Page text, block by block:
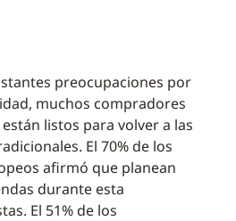
preocupaciones por
muchos compradores
listos para volver a las
El 70% de los
afirmó que planean
durante esta
El 51% de los